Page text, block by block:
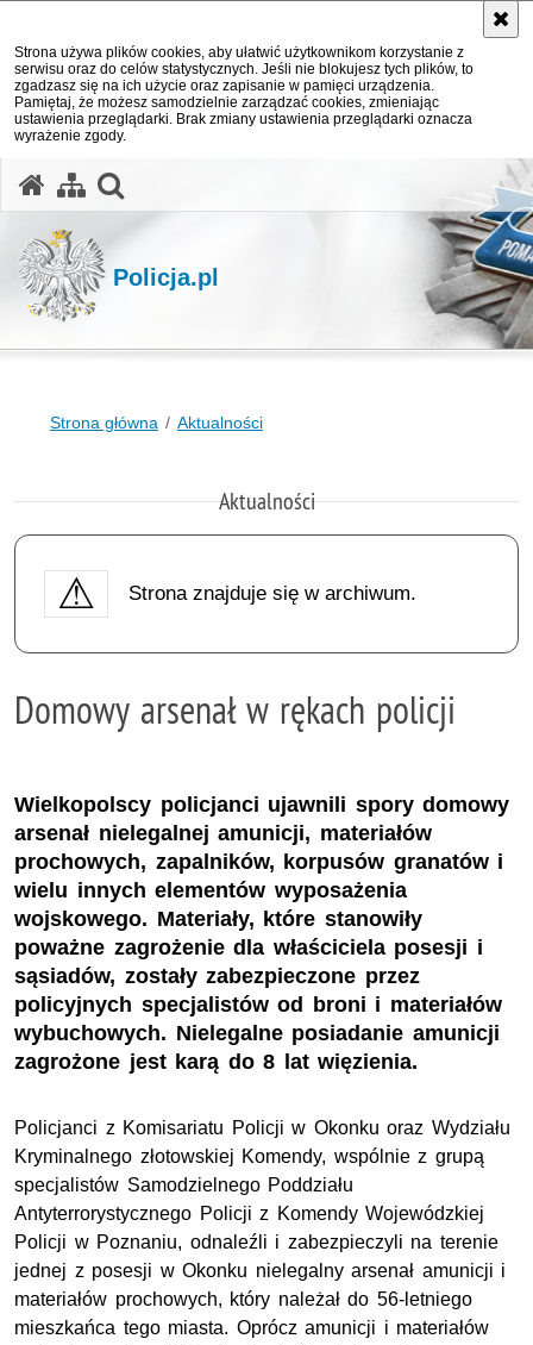
Strona używa plików cookies, aby ułatwić użytkownikom korzystanie z
serwisu oraz do celów statystycznych. Jeśli nie blokujesz tych plików, to
zgadzasz się na ich użycie oraz zapisanie w pamięci urządzenia.
Pamiętaj, że możesz samodzielnie zarządzać cookies, zmieniając
ustawienia przeglądarki. Brak zmiany ustawienia przeglądarki oznacza
wyrażenie zgody.
Policja.pl
Strona główna Aktualności
Aktualności
Strona znajduje się w archiwum.
Domowy arsenał w rękach policji
Wielkopolscy policjanci ujawnili spory domowy
arsenał nielegalnej amunicji, materiałów
prochowych, zapalników, korpusów granatów i
wielu innych elementów wyposażenia
wojskowego. Materiały, które stanowiły
poważne zagrożenie dla właściciela posesji i
sąsiadów, zostały zabezpieczone przez
policyjnych specjalistów od broni i materiałów
wybuchowych. Nielegalne posiadanie amunicji
zagrożone jest karą do 8 lat więzienia.
Policjanci z Komisariatu Policji w Okonku oraz Wydziału
Kryminalnego złotowskiej Komendy, wspólnie z grupą
specjalistów Samodzielnego Poddziału
Antyterrorystycznego Policji z Komendy Wojewódzkiej
Policji w Poznaniu, odnaleźli i zabezpieczyli na terenie
jednej z posesji w Okonku nielegalny arsenał amunicji i
materiałów prochowych, który należał do 56-letniego
mieszkańca tego miasta. Oprócz amunicji i materiałów